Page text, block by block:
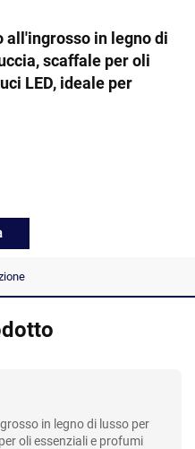
all'ingrosso in legno di
scaffale per oli
LED, ideale per
in legno di lusso per
oli essenziali e profumi